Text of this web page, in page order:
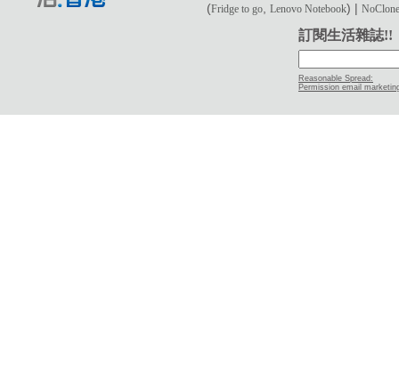
(Fridge to go ,Lenovo Notebook) |